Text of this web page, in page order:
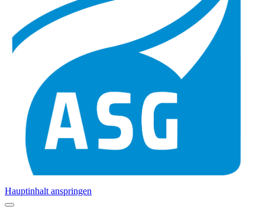
Hauptinhalt anspringen